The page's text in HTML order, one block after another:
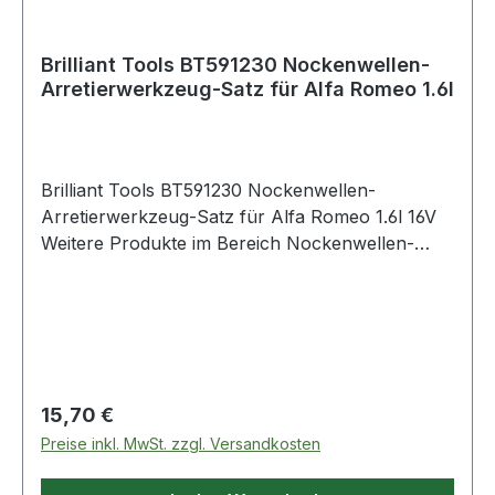
Brilliant Tools BT591230 Nockenwellen-
Arretierwerkzeug-Satz für Alfa Romeo 1.6l
Brilliant Tools BT591230 Nockenwellen-
Arretierwerkzeug-Satz für Alfa Romeo 1.6l 16V
Weitere Produkte im Bereich Nockenwellen-
Regulärer Preis:
15,70 €
Preise inkl. MwSt. zzgl. Versandkosten